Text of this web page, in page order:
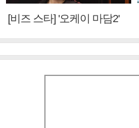
[비즈 스타] '오케이 마담2'